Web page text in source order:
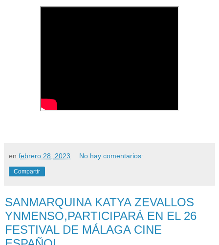
en febrero 28, 2023 No hay comentarios:
Compartir
SANMARQUINA KATYA ZEVALLOS
YNMENSO,PARTICIPARÁ EN EL 26
FESTIVAL DE MÁLAGA CINE